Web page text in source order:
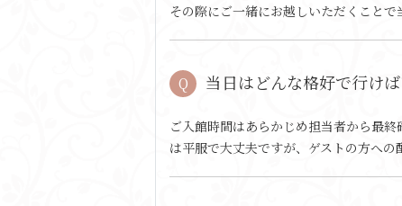
その際にご一緒にお越しいただくこと
当日はどんな格好で行け
ご入館時間はあらかじめ担当者から最
は平服で大丈夫ですが、ゲストの方への